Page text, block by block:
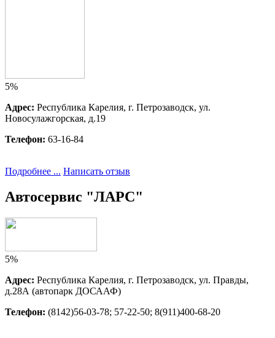
5%
Адрес: Республика Карелия, г. Петрозаводск, ул.
Новосулажгорская, д.19
Телефон: 63-16-84
Подробнее ... Написать отзыв
Автосервис "ЛАРС"
5%
Адрес: Республика Карелия, г. Петрозаводск, ул. Правды,
д.28А (автопарк ДОСААФ)
Телефон: (8142)56-03-78; 57-22-50; 8(911)400-68-20